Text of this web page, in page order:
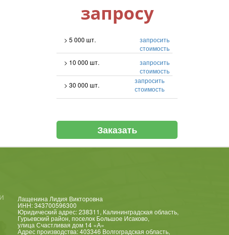
запросу
> 5 000 шт.
запросить
стоимость
> 10 000 шт.
запросить
стоимость
> 30 000 шт.
запросить
стоимость
Заказать
Лащенина Лидия Викторовна
ИНН: 343700596300
Юридический адрес: 238311, Калининградская область,
Гурьевский район, поселок Большое Исаково,
улица Счастливая дом 14 «А»
Адрес производства: 403346 Волгоградская область,